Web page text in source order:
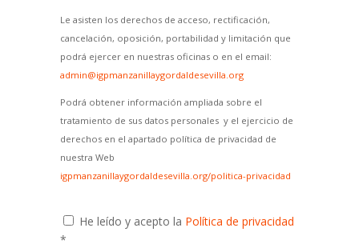
Le asisten los derechos de acceso, rectificación,
cancelación, oposición, portabilidad y limitación que
podrá ejercer en nuestras oficinas o en el email:
admin@igpmanzanillaygordaldesevilla.org
Podrá obtener información ampliada sobre el
tratamiento de sus datos personales y el ejercicio de
derechos en el apartado política de privacidad de
nuestra Web
igpmanzanillaygordaldesevilla.org/politica-privacidad
He leído y acepto la Política de privacidad
*